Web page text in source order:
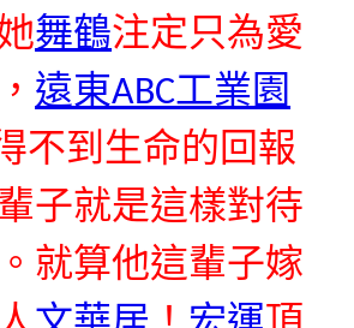
舞鶴注定只為愛
遠東ABC工業園
不到生命的回報
子就是這樣對待
就算他這輩子嫁